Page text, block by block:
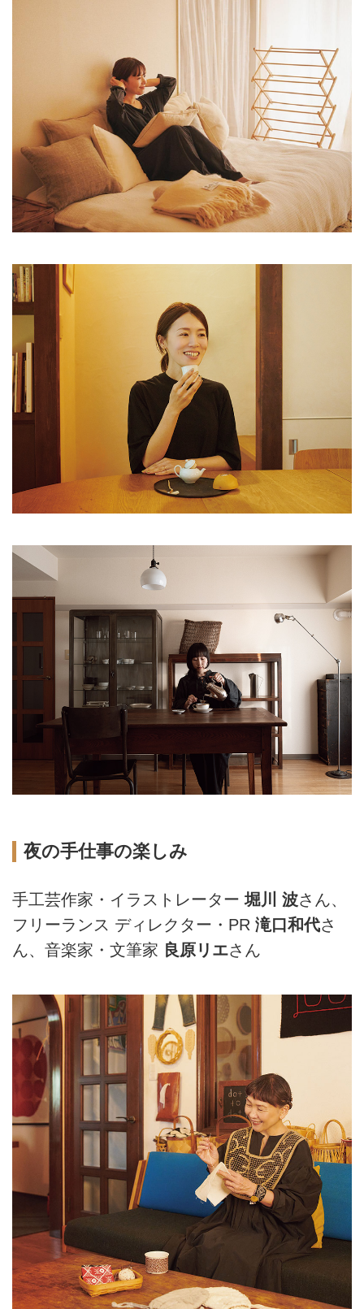
夜の手仕事の楽しみ
手工芸作家・イラストレーター堀川 波さん、
フリーランス ディレクター・PR 滝口和代さ
ん、音楽家・文筆家 良原リエさん